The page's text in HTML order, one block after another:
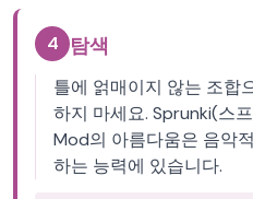
4 탐색
틀에 얽매이지 않는 조합
하지 마세요. Sprunki(스
Mod의 아름다움은 음악
하는 능력에 있습니다.